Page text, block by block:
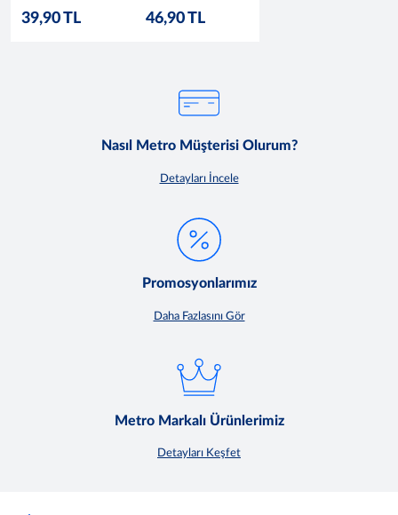
39,90 TL 46,90 TL
Nasıl Metro Müşterisi Olurum?
Detayları İncele
Promosyonlarımız
Daha Fazlasını Gör
Metro Markalı Ürünlerimiz
Detayları Keşfet